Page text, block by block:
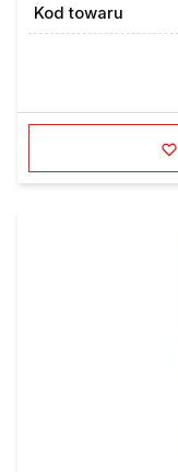
Kod towaru